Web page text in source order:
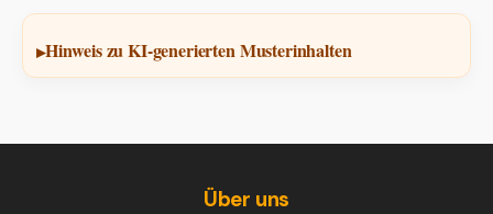
Hinweis zu KI-generierten Musterinhalten
Über uns